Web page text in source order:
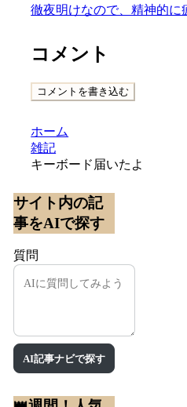
徹夜明けなので、精神的に
コメント
コメントを書き込む
ホーム
雑記
キーボード届いたよ
サイト内の記
事をAIで探す
質問
AI記事ナビで探す